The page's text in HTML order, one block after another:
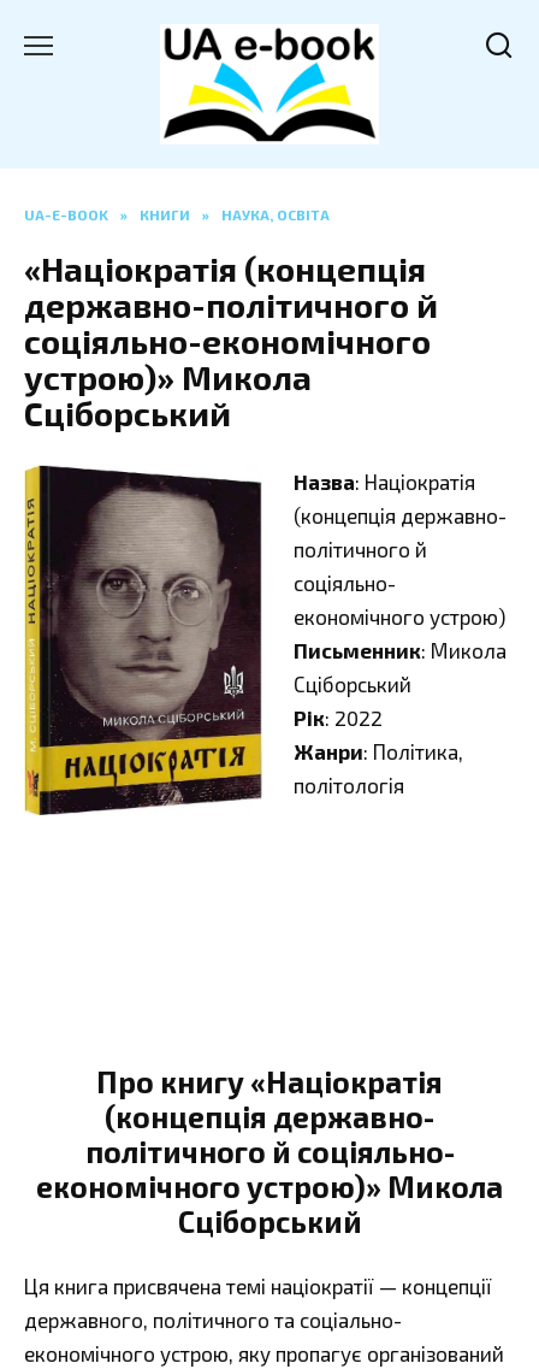
UA-E-BOOK » КНИГИ » НАУКА, ОСВІТА
«Націократія (концепція
державно-політичного й
соціяльно-економічного
устрою)» Микола
Сціборський
Назва: Націократія
(концепція державно-
політичного й
соціяльно-
економічного устрою)
Письменник: Микола
Сціборський
Рік: 2022
Жанри: Політика,
політологія
Про книгу «Націократія
(концепція державно-
політичного й соціяльно-
економічного устрою)» Микола
Сціборський
Ця книга присвячена темі націократії — концепції
державного, політичного та соціально-
економічного устрою, яку пропагує організований